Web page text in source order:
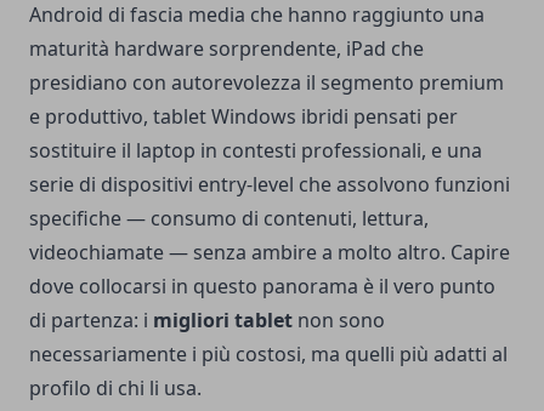
Android di fascia media che hanno raggiunto una
maturità hardware sorprendente, iPad che
presidiano con autorevolezza il segmento premium
e produttivo, tablet Windows ibridi pensati per
sostituire il laptop in contesti professionali, e una
serie di dispositivi entry-level che assolvono funzioni
specifiche — consumo di contenuti, lettura,
videochiamate — senza ambire a molto altro. Capire
dove collocarsi in questo panorama è il vero punto
di partenza: i migliori tablet non sono
necessariamente i più costosi, ma quelli più adatti al
profilo di chi li usa.